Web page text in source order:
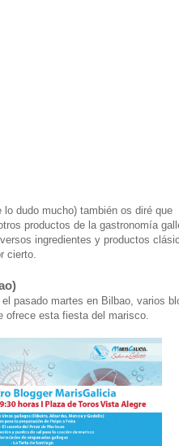
dudo mucho) también os diré que
productos de la gastronomía
ingredientes y productos
cierto.
pasado martes en Bilbao, varios
ofrece esta fiesta del marisco.